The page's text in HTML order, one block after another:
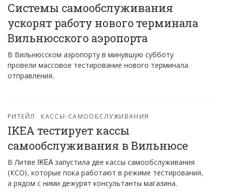
Системы самообслуживания
ускорят работу нового терминала
Вильнюсского аэропорта
В Вильнюсском аэропорту в минувшую субботу
провели массовое тестирование нового терминала
отправления.
РИТЕЙЛ КАССЫ-САМООБСЛУЖИВАНИЯ
IKEA тестирует кассы
самообслуживания в Вильнюсе
В Литве IKEA запустила две кассы самообслуживания
(КСО), которые пока работают в режиме тестирования,
а рядом с ними дежурят консультанты магазина.